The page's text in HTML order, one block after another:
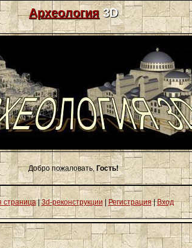
Археология3D
Добро пожаловать, Гость!
страница|3d-реконструкции | Регистрация|Вход